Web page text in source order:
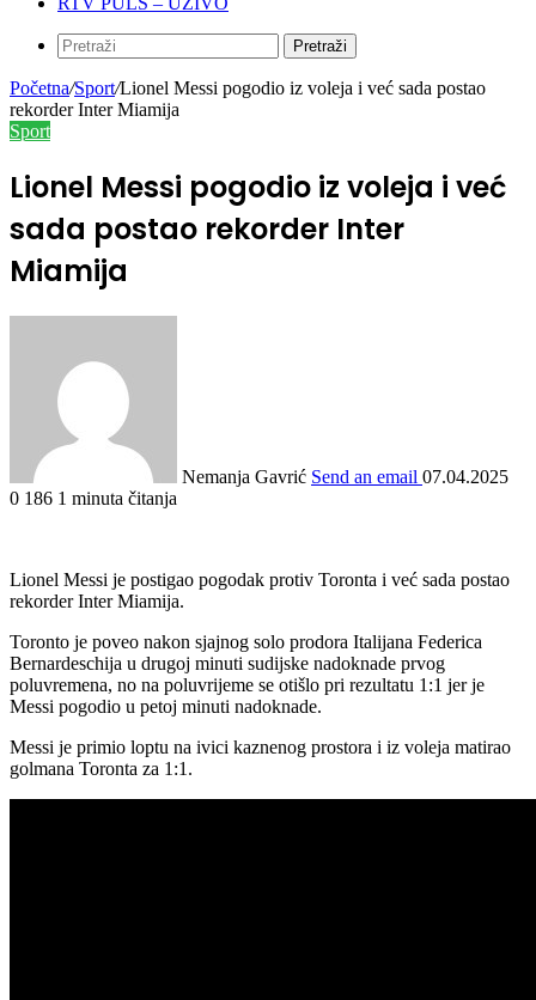
Pretraži
Početna/Sport/Lionel Messi pogodio iz voleja i već sada postao
rekorder Inter Miamija
Sport
Lionel Messi pogodio iz voleja i već
sada postao rekorder Inter
Miamija
Nemanja Gavrić Send an email 07.04.2025
0 186 1 minuta čitanja
Lionel Messi je postigao pogodak protiv Toronta i već sada postao
rekorder Inter Miamija.
Toronto je poveo nakon sjajnog solo prodora Italijana Federica
Bernardeschija u drugoj minuti sudijske nadoknade prvog
poluvremena, no na poluvrijeme se otišlo pri rezultatu 1:1 jer je
Messi pogodio u petoj minuti nadoknade.
Messi je primio loptu na ivici kaznenog prostora i iz voleja matirao
golmana Toronta za 1:1.